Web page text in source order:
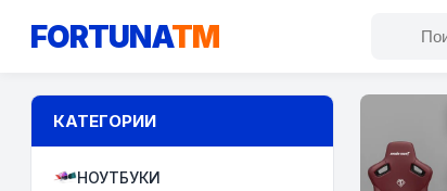
FORTUNATM
КАТЕГОРИИ
НОУТБУКИ